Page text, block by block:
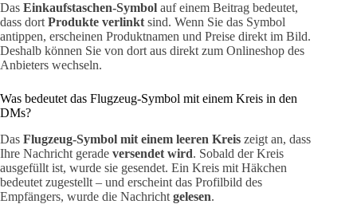
Das Einkaufstaschen-Symbol auf einem Beitrag bedeutet,
dass dort Produkte verlinkt sind. Wenn Sie das Symbol
antippen, erscheinen Produktnamen und Preise direkt im Bild.
Deshalb können Sie von dort aus direkt zum Onlineshop des
Anbieters wechseln.
Was bedeutet das Flugzeug-Symbol mit einem Kreis in den
DMs?
Das Flugzeug-Symbol mit einem leeren Kreis zeigt an, dass
Ihre Nachricht gerade versendet wird. Sobald der Kreis
ausgefüllt ist, wurde sie gesendet. Ein Kreis mit Häkchen
bedeutet zugestellt – und erscheint das Profilbild des
Empfängers, wurde die Nachricht gelesen.